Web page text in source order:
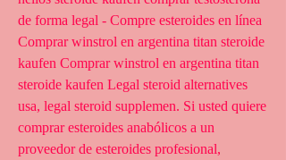
de forma legal - Compre esteroides en línea
Comprar winstrol en argentina titan steroide
kaufen Comprar winstrol en argentina titan
steroide kaufen Legal steroid alternatives
usa, legal steroid supplemen. Si usted quiere
comprar esteroides anabólicos a un
proveedor de esteroides profesional,